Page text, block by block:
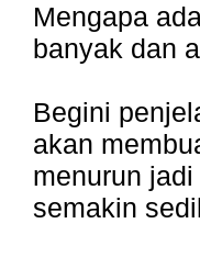
Mengapa
banyak dan
Begini
akan
menurun
semakin